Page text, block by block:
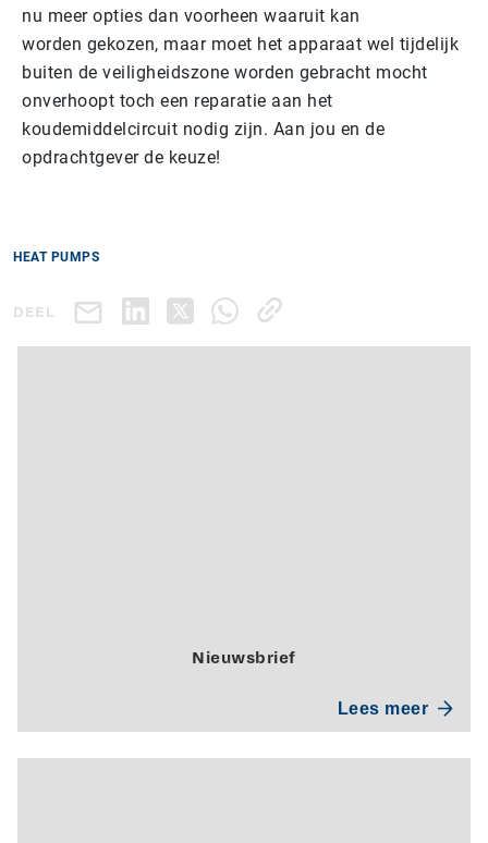
nu meer opties dan voorheen waaruit kan
worden gekozen, maar moet het apparaat wel tijdelijk
buiten de veiligheidszone worden gebracht mocht
onverhoopt toch een reparatie aan het
koudemiddelcircuit nodig zijn. Aan jou en de
opdrachtgever de keuze!
HEAT PUMPS
DEEL
Nieuwsbrief
Lees meer